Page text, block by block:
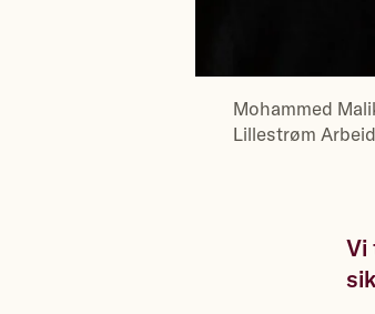
Mohammed
Lillestrøm
Vi